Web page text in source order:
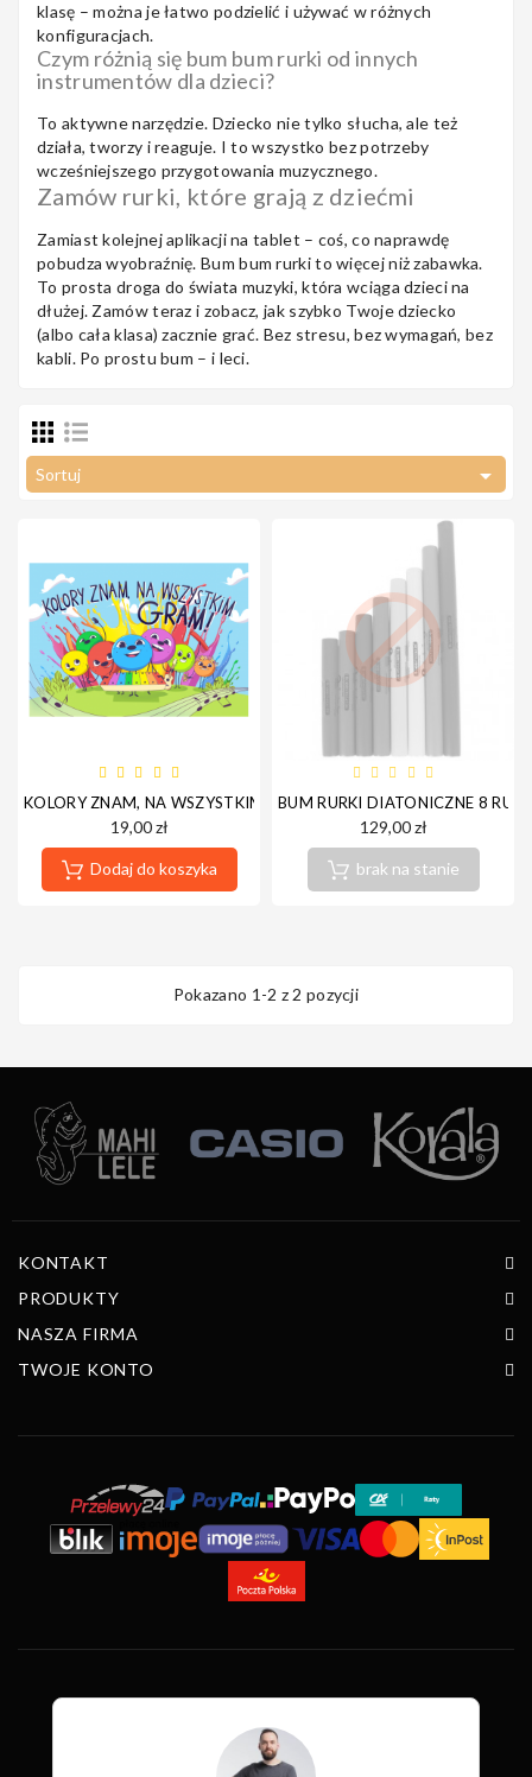
klasę – można je łatwo podzielić i używać w różnych
konfiguracjach.
Czym różnią się bum bum rurki od innych
instrumentów dla dzieci?
To aktywne narzędzie. Dziecko nie tylko słucha, ale też
działa, tworzy i reaguje. I to wszystko bez potrzeby
wcześniejszego przygotowania muzycznego.
Zamów rurki, które grają z dziećmi
Zamiast kolejnej aplikacji na tablet – coś, co naprawdę
pobudza wyobraźnię. Bum bum rurki to więcej niż zabawka.
To prosta droga do świata muzyki, która wciąga dzieci na
dłużej. Zamów teraz i zobacz, jak szybko Twoje dziecko
(albo cała klasa) zacznie grać. Bez stresu, bez wymagań, bez
kabli. Po prostu bum – i leci.
Sortuj 
KOLORY ZNAM, NA WSZYSTKIM GRAM! KSIĄŻKA RAINBOW NOTES
19,00 zł
Dodaj do koszyka

BUM RURKI DIATONICZNE 8
129,00 zł
brak na stanie
Pokazano 1-2 z 2 pozycji
KONTAKT
PRODUKTY
NASZA FIRMA
TWOJE KONTO